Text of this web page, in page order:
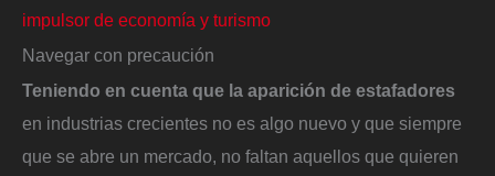
impulsor de economía y turismo
Navegar con precaución
Teniendo en cuenta que la aparición de estafadores
en industrias crecientes no es algo nuevo y que siempre
que se abre un mercado, no faltan aquellos que quieren